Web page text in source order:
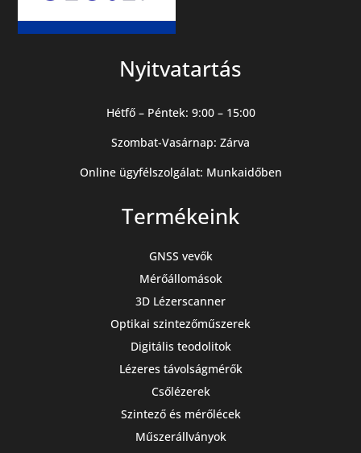
Nyitvatartás
Hétfő – Péntek: 9:00 – 15:00
Szombat-Vasárnap: Zárva
Online ügyfélszolgálat: Munkaidőben
Termékeink
GNSS vevők
Mérőállomások
3D Lézerscanner
Optikai szintezőműszerek
Digitális teodolitok
Lézeres távolságmérők
Csőlézerek
Szintező és mérőlécek
Műszerállványok